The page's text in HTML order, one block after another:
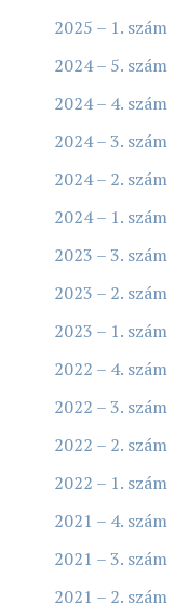
2025 – 1. szám
2024 – 5. szám
2024 – 4. szám
2024 – 3. szám
2024 – 2. szám
2024 – 1. szám
2023 – 3. szám
2023 – 2. szám
2023 – 1. szám
2022 – 4. szám
2022 – 3. szám
2022 – 2. szám
2022 – 1. szám
2021 – 4. szám
2021 – 3. szám
2021 – 2. szám